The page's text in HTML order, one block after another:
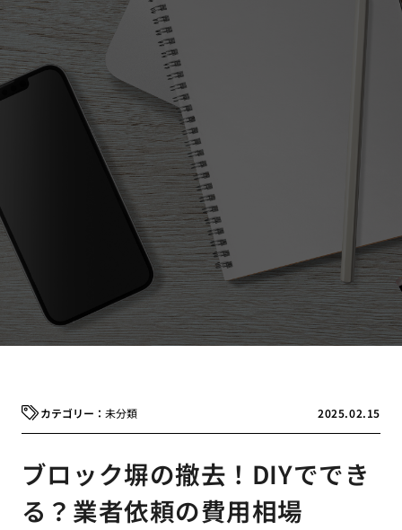
2025.02.15
未分類
ブロック塀の撤去！DIYででき
る？業者依頼の費用相場